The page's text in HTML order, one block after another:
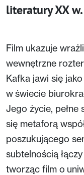
literatury XX w.
Film ukazuje
wewnętrzne
Kafka jawi się
w świecie
Jego życie, pełne
się metaforą
poszukującego
subtelnością
tworząc film o